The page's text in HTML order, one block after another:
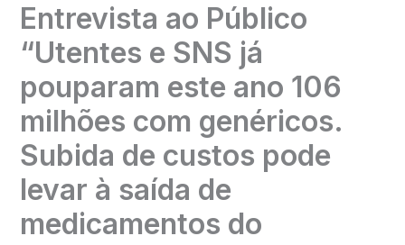
Entrevista ao Público
“Utentes e SNS já
pouparam este ano 106
milhões com genéricos.
Subida de custos pode
levar à saída de
medicamentos do